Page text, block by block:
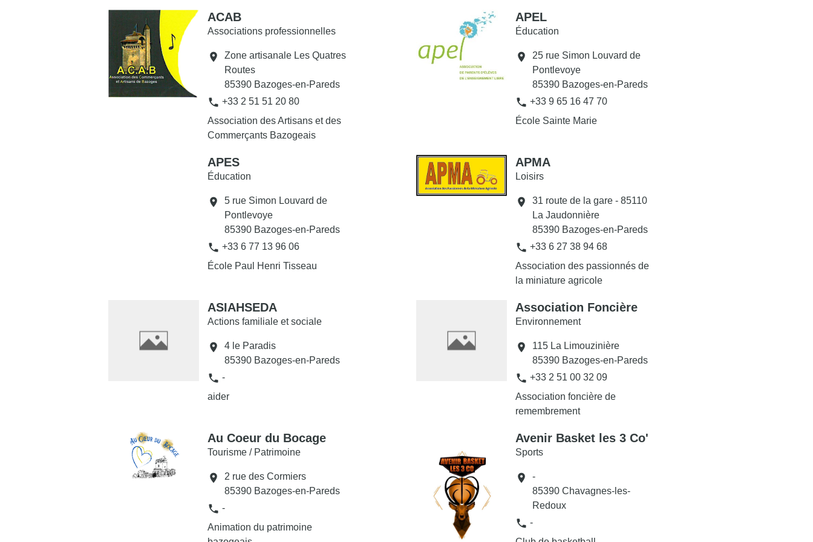
ACAB
Associations professionnelles
location_on
Zone artisanale Les Quatres
Routes
85390 Bazoges-en-Pareds
phone +33 2 51 51 20 80
Association des Artisans et des
Commerçants Bazogeais
APEL
Éducation
location_on
25 rue Simon Louvard de
Pontlevoye
85390 Bazoges-en-Pareds
phone +33 9 65 16 47 70
École Sainte Marie
APES
Éducation
location_on
5 rue Simon Louvard de
Pontlevoye
85390 Bazoges-en-Pareds
phone +33 6 77 13 96 06
École Paul Henri Tisseau
APMA
Loisirs
location_on
31 route de la gare - 85110
La Jaudonnière
85390 Bazoges-en-Pareds
phone +33 6 27 38 94 68
Association des passionnés de
la miniature agricole
ASIAHSEDA
Actions familiale et sociale
location_on
4 le Paradis
85390 Bazoges-en-Pareds
phone -
aider
Association Foncière
Environnement
location_on
115 La Limouzinière
85390 Bazoges-en-Pareds
phone +33 2 51 00 32 09
Association foncière de
remembrement
Au Coeur du Bocage
Tourisme / Patrimoine
location_on
2 rue des Cormiers
85390 Bazoges-en-Pareds
phone -
Animation du patrimoine
Avenir Basket les 3 Co'
Sports
location_on
-
85390 Chavagnes-les-
Redoux
phone -